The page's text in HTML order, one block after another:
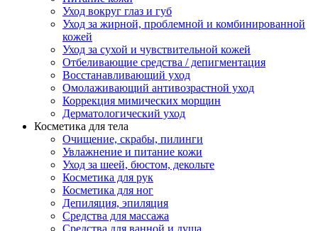
Уход вокруг глаз и губ
Уход за жирной, проблемной и комбинированной
кожей
Уход за сухой и чувствительной кожей
Отбеливающие средства / депигментация
Восстанавливающий уход
Омолаживающий антивозрастной уход
Коррекция мимических морщин
Дерматологический уход
Косметика для тела
Очищение, скрабы, пилинги
Увлажнение и питание кожи
Уход за шеей, бюстом, декольте
Косметика для рук
Косметика для ног
Депиляция, эпиляция
Средства для массажа